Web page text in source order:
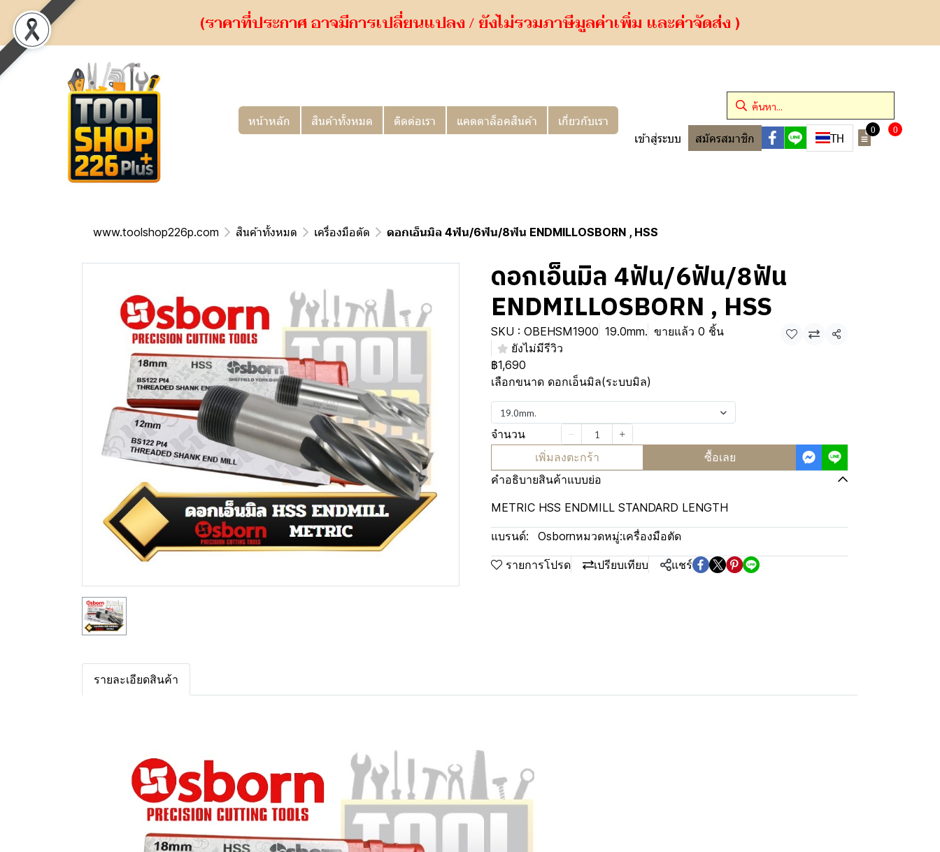
(ราคาที่ประกาศ อาจมีการเปลี่ยนแปลง / ยังไม่รวมภาษีมูลค่าเพิ่ม และค่าจัดส่ง )
หน้าหลัก สินค้าทั้งหมด ติดต่อเรา แคตตาล็อคสินค้า เกี่ยวกับเรา
เข้าสู่ระบบ สมัครสมาชิก TH
0 0
www.toolshop226p.com สินค้าทั้งหมด เครื่องมือตัด ดอกเอ็นมิล 4ฟัน/6ฟัน/8ฟัน ENDMILLOSBORN , HSS
ดอกเอ็นมิล 4ฟัน/6ฟัน/8ฟัน
ENDMILLOSBORN , HSS
SKU : OBEHSM1900 19.0mm. ขายแล้ว 0 ชิ้น
ยังไม่มีรีวิว
แชร์
฿1,690
เลือกขนาด ดอกเอ็นมิล(ระบบมิล)
19.0mm.
จำนวน
เพิ่มลงตะกร้า
ซื้อเลย
คำอธิบายสินค้าแบบย่อ
METRIC HSS ENDMILL STANDARD LENGTH
แบรนด์: Osbornหมวดหมู่:เครื่องมือตัด
รายการโปรด เปรียบเทียบ แชร์
รายละเอียดสินค้า